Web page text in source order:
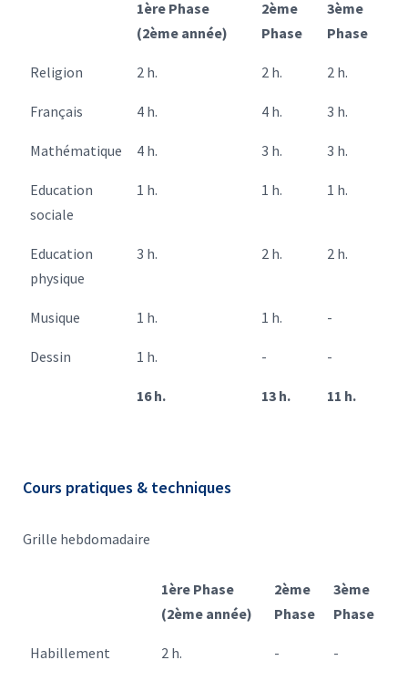
1ère Phase
(2ème année)
2ème
Phase
3ème
Phase
Religion 2 h. 2 h. 2 h.
Français 4 h. 4 h. 3 h.
Mathématique 4 h. 3 h. 3 h.
Education
sociale
1 h. 1 h. 1 h.
Education
physique
3 h. 2 h. 2 h.
Musique 1 h. 1 h. -
Dessin 1 h. - -
16 h. 13 h. 11 h.
Cours pratiques & techniques
Grille hebdomadaire
1ère Phase
(2ème année)
2ème
Phase
3ème
Phase
Habillement 2 h. - -